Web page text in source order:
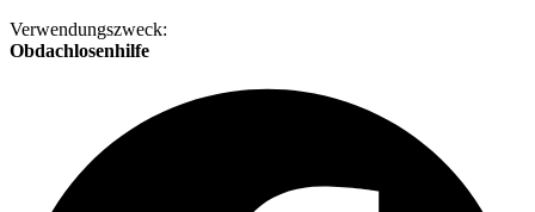
Verwendungszweck:
Obdachlosenhilfe